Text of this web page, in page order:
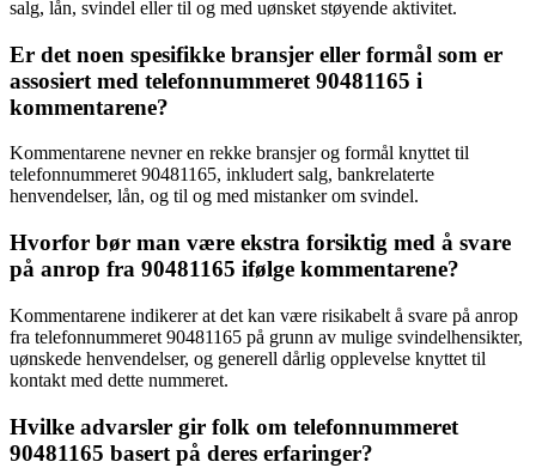
salg, lån, svindel eller til og med uønsket støyende aktivitet.
Er det noen spesifikke bransjer eller formål som er
assosiert med telefonnummeret 90481165 i
kommentarene?
Kommentarene nevner en rekke bransjer og formål knyttet til
telefonnummeret 90481165, inkludert salg, bankrelaterte
henvendelser, lån, og til og med mistanker om svindel.
Hvorfor bør man være ekstra forsiktig med å svare
på anrop fra 90481165 ifølge kommentarene?
Kommentarene indikerer at det kan være risikabelt å svare på anrop
fra telefonnummeret 90481165 på grunn av mulige svindelhensikter,
uønskede henvendelser, og generell dårlig opplevelse knyttet til
kontakt med dette nummeret.
Hvilke advarsler gir folk om telefonnummeret
90481165 basert på deres erfaringer?